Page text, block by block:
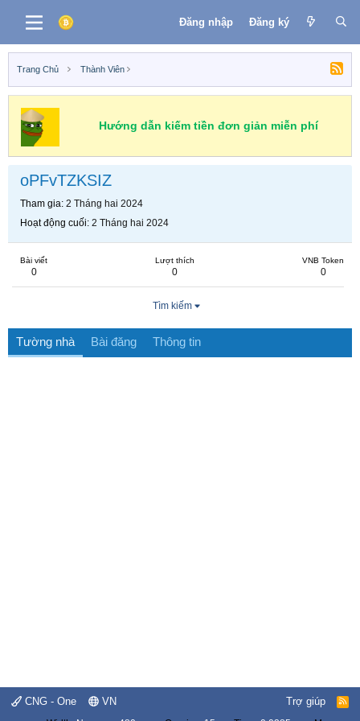
Đăng nhập Đăng ký
Trang Chủ Thành Viên
Hướng dẫn kiếm tiền đơn giản miễn phí
oPFvTZKSIZ
Tham gia 2 Tháng hai 2024
Hoạt động cuối 2 Tháng hai 2024
Bài viết
0
Lượt thích
0
VNB Token
0
Tìm kiếm
Tường nhà Bài đăng Thông tin
CNG - One VN Trợ giúp
R